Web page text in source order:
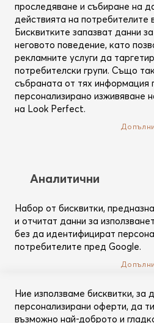
Парола
Покажи паролата
Какво е това?
Влез с
проследяване и събиране на
действията на потребителите
Бисквитките запазват данни
неговото поведение, като
рекламните услуги да
потребителски групи. Също
събраната от тях информация
персонализирано изживяване
на Look Perfect.
Аналитични
Набор от бисквитки,
и отчитат данни за
без да идентифицират
потребителите пред Google.
Ние използваме бисквитки, за
персонализирани оферти, да
възможно най-доброто и